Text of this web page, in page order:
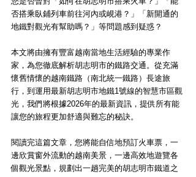
否搭乘臥鋪列車前往河內或峴港？」「新開通的
地鐵對觀光有幫助嗎？」等問題感到疑惑？
本文將由擁有豐富越南當地生活經驗的專業作
家，為您徹底解析胡志明市的鐵路交通。從充滿
懷舊情懷的越南鐵路（南北統一鐵路）長途旅
行，到運用最新胡志明市地鐵1號線的智慧市區觀
光，我們將根據2026年的最新資訊，提供所有能
讓您的旅程更加舒適與難忘的秘訣。
閱讀完這篇文章，您將能自信地預訂火車票，一
邊欣賞窗外流動的越南美景，一邊高效地遊覽各
個觀光景點，規劃出一趟完美的胡志明市鐵道之